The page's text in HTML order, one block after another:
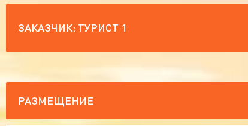
ЗАКАЗЧИК: ТУРИСТ 1
РАЗМЕЩЕНИЕ